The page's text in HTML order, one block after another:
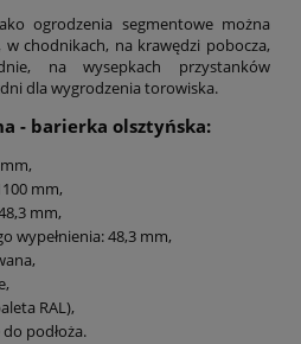
ogrodzenia segmentowe można
chodnikach, na krawędzi pobocza,
na wysepkach przystanków
dla wygrodzenia torowiska.
- barierka olsztyńska:
mm,
mm,
wypełnienia:48,3 mm,
RAL),
podłoża.